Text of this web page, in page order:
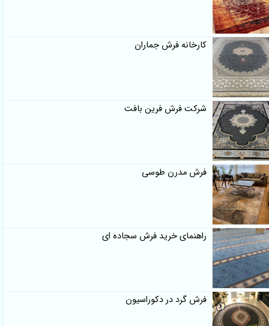
کارخانه فرش جماران
شرکت فرش فرین بافت
فرش مدرن طوسی
راهنمای خرید فرش سجاده ای
فرش گرد در دکوراسیون